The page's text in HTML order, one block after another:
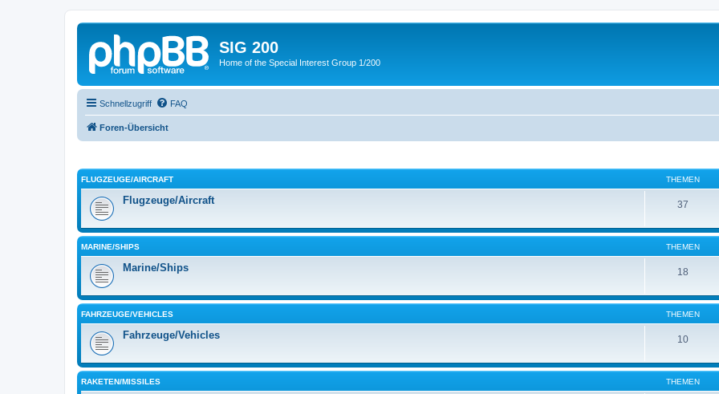
SIG 200
Home of the Special Interest Group 1/200
Schnellzugriff FAQ
Foren-Übersicht
FLUGZEUGE/AIRCRAFT THEMEN
Flugzeuge/Aircraft 37
MARINE/SHIPS THEMEN
Marine/Ships 18
FAHRZEUGE/VEHICLES THEMEN
Fahrzeuge/Vehicles 10
RAKETEN/MISSILES THEMEN